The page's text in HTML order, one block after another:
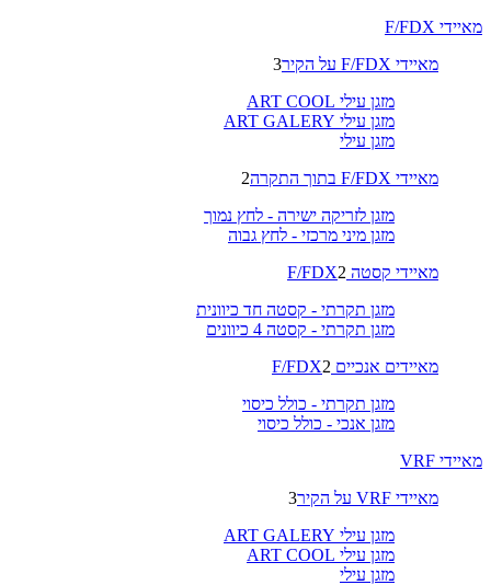
מאיידי F/FDX
מאיידי F/FDX על הקיר
3
מזגן עילי ART COOL
מזגן עילי ART GALERY
מזגן עילי
מאיידי F/FDX בתוך התקרה
2
מזגן לזריקה ישירה - לחץ נמוך
מזגן מיני מרכזי - לחץ גבוה
מאיידי קסטה F/FDX 2
מזגן תקרתי - קסטה חד כיוונית
מזגן תקרתי - קסטה 4 כיוונים
מאיידים אנכיים F/FDX 2
מזגן תקרתי - כולל כיסוי
מזגן אנכי - כולל כיסוי
מאיידי VRF
מאיידי VRF על הקיר
3
מזגן עילי ART GALERY
מזגן עילי ART COOL
מזגן עילי